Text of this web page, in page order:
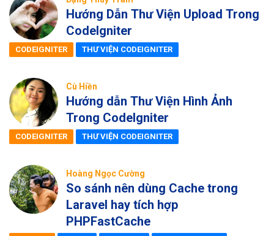
Hướng Dẫn Thư Viện Upload Trong
CodeIgniter
CODEIGNITER THƯ VIỆN CODEIGNITER
Cù Hiền
Hướng dẫn Thư Viện Hình Ảnh
Trong CodeIgniter
CODEIGNITER THƯ VIỆN CODEIGNITER
Hoàng Ngọc Cường
So sánh nên dùng Cache trong
Laravel hay tích hợp
PHPFastCache